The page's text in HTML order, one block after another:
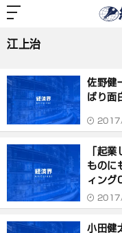
江上治
佐野健
ぱり面
「起
ものに
ィング
小田健